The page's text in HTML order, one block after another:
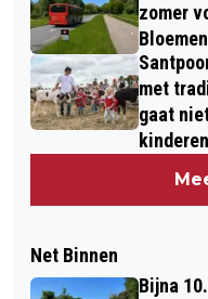
zomer
met
gaat
Net Binnen
Bijna